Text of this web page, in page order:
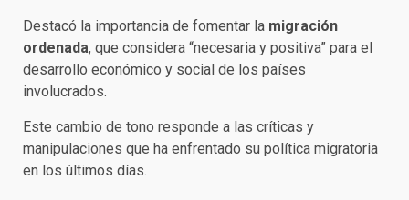
Destacó la importancia de fomentar la migración
ordenada, que considera “necesaria y positiva” para el
desarrollo económico y social de los países
involucrados.
Este cambio de tono responde a las críticas y
manipulaciones que ha enfrentado su política migratoria
en los últimos días.